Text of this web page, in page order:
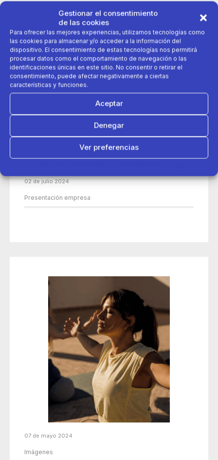
Gestionar el consentimiento
de las cookies
Para ofrecer las mejores experiencias, utilizamos tecnologías como
las cookies para almacenar y/o acceder a la información del
dispositivo. El consentimiento de estas tecnologías nos permitirá
procesar datos como el comportamiento de navegación o las
identificaciones únicas en este sitio. No consentir o retirar el
consentimiento, puede afectar negativamente a ciertas
características y funciones.
Aceptar
Denegar
Ver preferencias
02 de julio 2024
Presentación empresa
07 de mayo 2024
Imágenes